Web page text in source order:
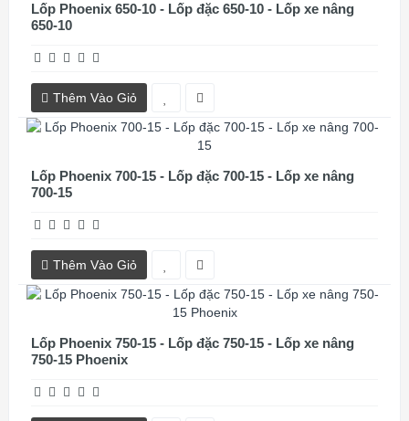
Lốp Phoenix 650-10 - Lốp đặc 650-10 - Lốp xe nâng
650-10
Thêm Vào Giỏ
Lốp Phoenix 700-15 - Lốp đặc 700-15 - Lốp xe nâng
700-15
Thêm Vào Giỏ
Lốp Phoenix 750-15 - Lốp đặc 750-15 - Lốp xe nâng
750-15 Phoenix